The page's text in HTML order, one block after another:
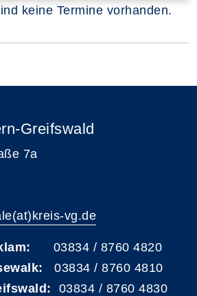
keine Termine vorhanden.
Greifswald
7a
vg.de
03834 / 8760 4820
03834 / 8760 4810
03834 / 8760 4830